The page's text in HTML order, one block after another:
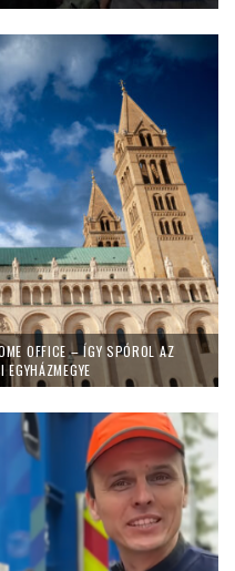
OFFICE – ÍGY SPÓROL AZ